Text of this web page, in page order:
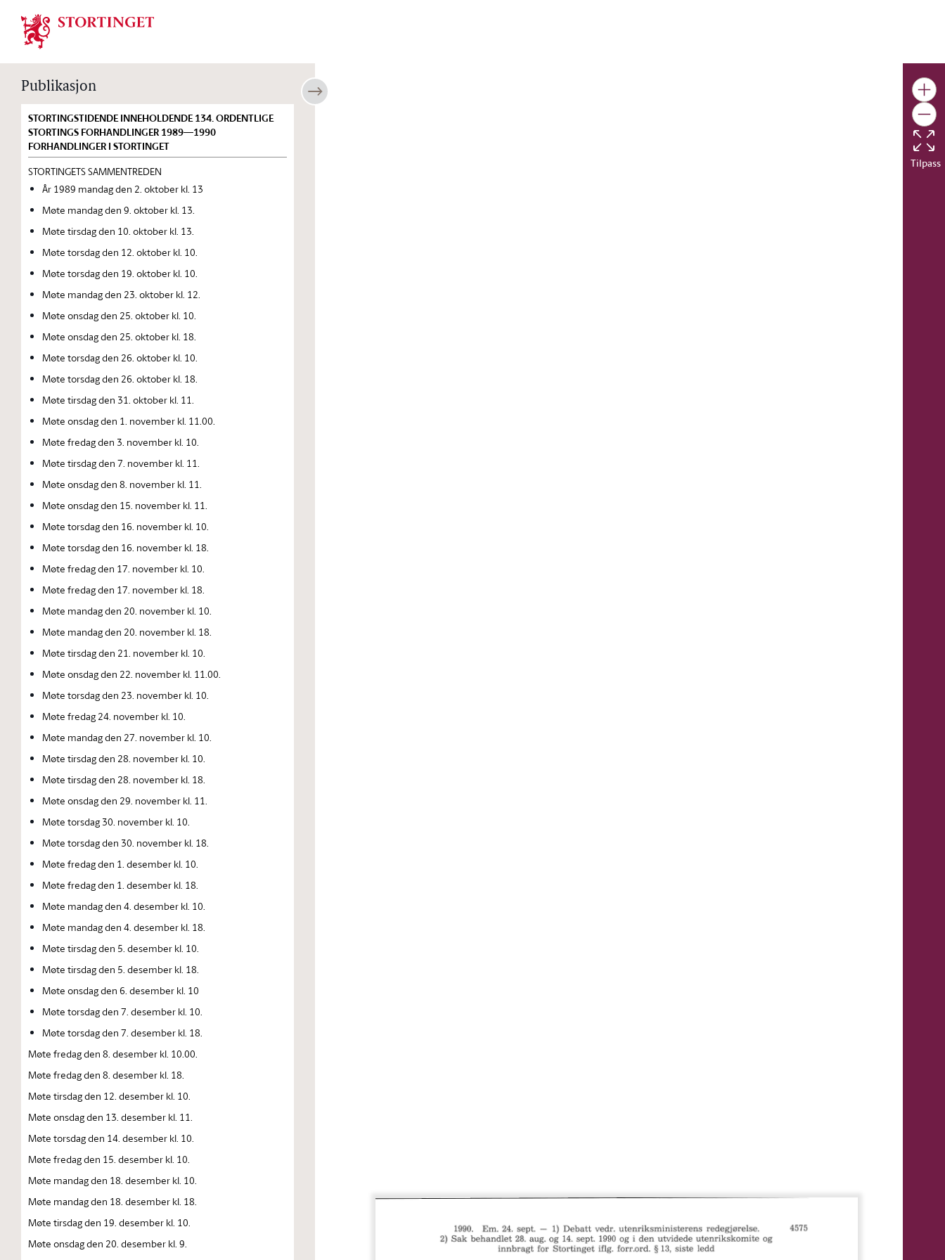
Stortinget.no
Publikasjon
STORTINGSTIDENDE INNEHOLDENDE 134. ORDENTLIGE
STORTINGS FORHANDLINGER 1989—1990
FORHANDLINGER I STORTINGET
STORTINGETS SAMMENTREDEN
År 1989 mandag den 2. oktober kl. 13
Møte mandag den 9. oktober kl. 13.
Møte tirsdag den 10. oktober kl. 13.
Møte torsdag den 12. oktober kl. 10.
Møte torsdag den 19. oktober kl. 10.
Møte mandag den 23. oktober kl. 12.
Møte onsdag den 25. oktober kl. 10.
Møte onsdag den 25. oktober kl. 18.
Møte torsdag den 26. oktober kl. 10.
Møte torsdag den 26. oktober kl. 18.
Møte tirsdag den 31. oktober kl. 11.
Møte onsdag den 1. november kl. 11.00.
Møte fredag den 3. november kl. 10.
Møte tirsdag den 7. november kl. 11.
Møte onsdag den 8. november kl. 11.
Møte onsdag den 15. november kl. 11.
Møte torsdag den 16. november kl. 10.
Møte torsdag den 16. november kl. 18.
Møte fredag den 17. november kl. 10.
Møte fredag den 17. november kl. 18.
Møte mandag den 20. november kl. 10.
Møte mandag den 20. november kl. 18.
Møte tirsdag den 21. november kl. 10.
Møte onsdag den 22. november kl. 11.00.
Møte torsdag den 23. november kl. 10.
Møte fredag 24. november kl. 10.
Møte mandag den 27. november kl. 10.
Møte tirsdag den 28. november kl. 10.
Møte tirsdag den 28. november kl. 18.
Møte onsdag den 29. november kl. 11.
Møte torsdag 30. november kl. 10.
Møte torsdag den 30. november kl. 18.
Møte fredag den 1. desember kl. 10.
Møte fredag den 1. desember kl. 18.
Møte mandag den 4. desember kl. 10.
Møte mandag den 4. desember kl. 18.
Møte tirsdag den 5. desember kl. 10.
Møte tirsdag den 5. desember kl. 18.
Møte onsdag den 6. desember kl. 10
Møte torsdag den 7. desember kl. 10.
Møte torsdag den 7. desember kl. 18.
Møte fredag den 8. desember kl. 10.00.
Møte fredag den 8. desember kl. 18.
Møte tirsdag den 12. desember kl. 10.
Møte onsdag den 13. desember kl. 11.
Møte torsdag den 14. desember kl. 10.
Møte fredag den 15. desember kl. 10.
Møte mandag den 18. desember kl. 10.
Møte mandag den 18. desember kl. 18.
Møte tirsdag den 19. desember kl. 10.
Møte onsdag den 20. desember kl. 9.